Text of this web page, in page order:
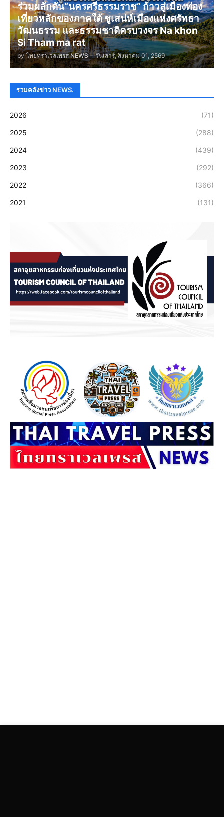
ร่วมผลักดัน“นครศรีธรรมราช” ก้าวสู่เมืองท่อง
เที่ยวหลักของภาคใต้ ชูเสน่ห์เมืองแห่งศรัทธา
วัฒนธรรม และธรรมชาติครบวงจร Na khon
Si Tham ma rat
by ไทยทราเวลเพรส NEWS - วันเสาร์, สิงหาคม 01, 2569
รวมคลังข่าว NEWS.
2026 (71)
2025 (288)
2024 (439)
2023 (292)
2022 (366)
2021 (131)